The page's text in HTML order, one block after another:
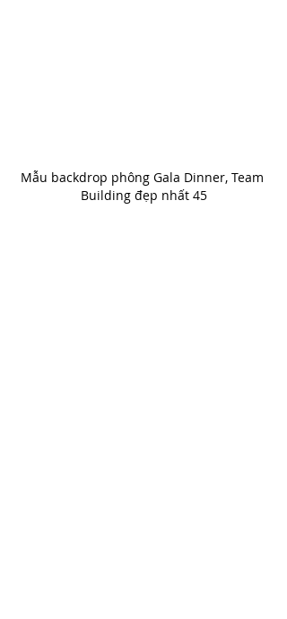
Mẫu backdrop phông Gala Dinner, Team
Building đẹp nhất 45